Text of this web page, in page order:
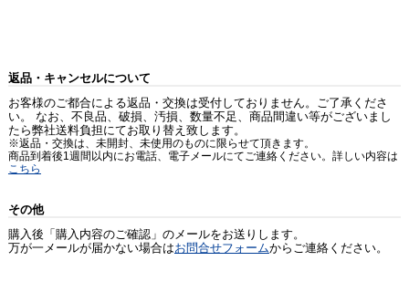
返品・キャンセルについて
お客様のご都合による返品・交換は受付しておりません。ご了承くださ
い。 なお、不良品、破損、汚損、数量不足、商品間違い等がございまし
たら弊社送料負担にてお取り替え致します。
※返品・交換は、未開封、未使用のものに限らせて頂きます。
商品到着後1週間以内にお電話、電子メールにてご連絡ください。詳しい内容は
こちら
その他
購入後「購入内容のご確認」のメールをお送りします。
万が一メールが届かない場合はお問合せフォームからご連絡ください。